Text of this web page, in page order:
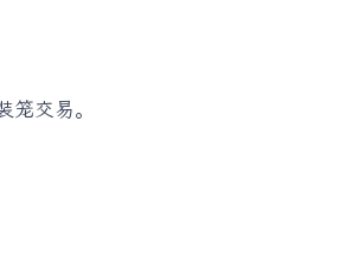
交易。